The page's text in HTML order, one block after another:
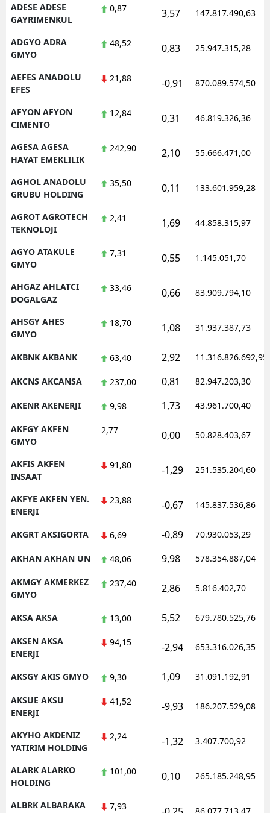
Gümüşhane
Hakkari
Mersin
Kars
Kırşehir
Kütahya
Kahramanmaraş
Nevşehir
Niğde
Ordu
Sinop
Sivas
Trabzon
ADESE ADESE
GAYRIMENKUL
0,87 3,57 147.817.490,63
ADGYO ADRA
GMYO
48,52 0,83 25.947.315,28
AEFES ANADOLU
EFES
21,88 -0,91 870.089.574,50
AFYON AFYON
CIMENTO
12,84 0,31 46.819.326,36
AGESA AGESA
HAYAT EMEKLILIK
242,90 2,10 55.666.471,00
AGHOL ANADOLU
GRUBU HOLDING
35,50 0,11 133.601.959,28
AGROT AGROTECH
TEKNOLOJI
2,41 1,69 44.858.315,97
AGYO ATAKULE
GMYO
7,31 0,55 1.145.051,70
AHGAZ AHLATCI
DOGALGAZ
33,46 0,66 83.909.794,10
AHSGY AHES
GMYO
18,70 1,08 31.937.387,73
AKBNK AKBANK 63,40 2,92 11.316.826.692,95
AKCNS AKCANSA 237,00 0,81 82.947.203,30
AKENR AKENERJI 9,98 1,73 43.961.700,40
AKFGY AKFEN
GMYO
2,77 0,00 50.828.403,67
AKFIS AKFEN
INSAAT
91,80 -1,29 251.535.204,60
AKFYE AKFEN YEN.
ENERJI
23,88 -0,67 145.837.536,86
AKGRT AKSIGORTA 6,69 -0,89 70.930.053,29
AKHAN AKHAN UN 48,06 9,98 578.354.887,04
AKMGY AKMERKEZ
GMYO
237,40 2,86 5.816.402,70
AKSA AKSA 13,00 5,52 679.780.525,76
AKSEN AKSA
ENERJI
94,15 -2,94 653.316.026,35
AKSGY AKIS GMYO 9,30 1,09 31.091.192,91
AKSUE AKSU
ENERJI
41,52 -9,93 186.207.529,08
AKYHO AKDENIZ
YATIRIM HOLDING
2,24 -1,32 3.407.700,92
ALARK ALARKO
HOLDING
101,00 0,10 265.185.248,95
ALBRK ALBARAKA
7,93